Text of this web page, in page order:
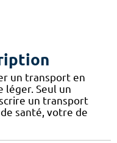
un transport en
léger. Seul un
un transport
santé, votre de